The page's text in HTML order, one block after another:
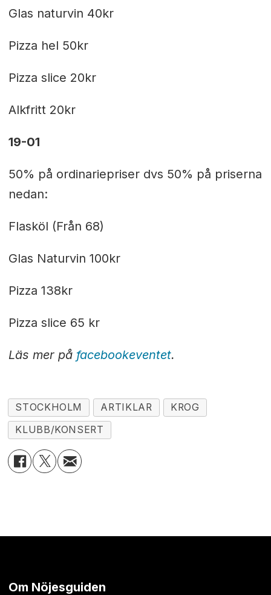
Glas naturvin 40kr
Pizza hel 50kr
Pizza slice 20kr
Alkfritt 20kr
19-01
50% på ordinariepriser dvs 50% på priserna
nedan:
Flasköl (Från 68)
Glas Naturvin 100kr
Pizza 138kr
Pizza slice 65 kr
Läs mer på facebookeventet.
STOCKHOLM ARTIKLAR
KROG
KLUBB/KONSERT
Om Nöjesguiden